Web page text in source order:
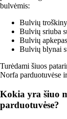
bulvėmis:
Bulvių
Bulvių sriuba
Bulvių
Bulvių blynai
Turėdami šiuos
Norfa parduotuvėse
Kokia yra šiuo
parduotuvėse?